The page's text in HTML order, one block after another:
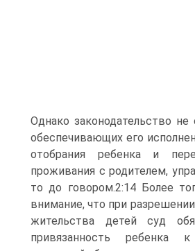
Однако законодательство
обеспечивающих его
отобрания ребенка и
проживания с родителем,
то до говором.2:14 Более
внимание, что при
жительства детей суд
привязанность ребенка